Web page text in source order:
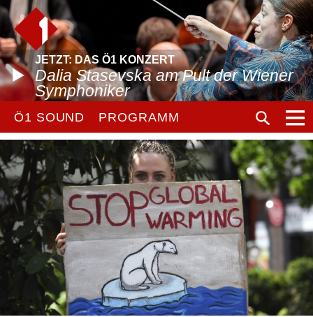
JETZT: DAS Ö1 KONZERT
Dalia Stasevska am Pult der Wiener
Symphoniker
Ö1 SOUND PROGRAMM